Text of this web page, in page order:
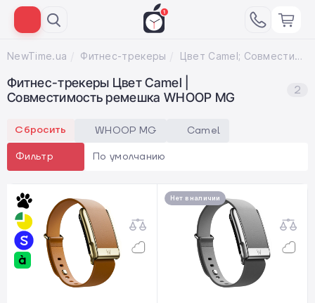
NewTime.ua Фитнес-трекеры Цвет Camel; Совместимость ремешка WHOOP MG
Фитнес-трекеры Цвет Camel |
Совместимость ремешка WHOOP MG
2
Сбросить WHOOP MG Camel
Фильтр По умолчанию
Нет в наличии